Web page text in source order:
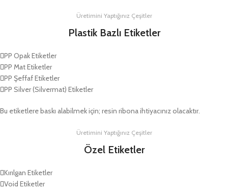
Üretimini Yaptığınız Çeşitler
Plastik Bazlı Etiketler
PP Opak Etiketler
PP Mat Etiketler
PP Şeffaf Etiketler
PP Silver (Silvermat) Etiketler
Bu etiketlere baskı alabilmek için; resin ribona ihtiyacınız olacaktır.
Üretimini Yaptığınız Çeşitler
Özel Etiketler
Kırılgan Etiketler
Void Etiketler